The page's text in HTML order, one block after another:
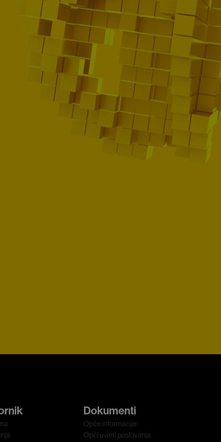
Dokumenti
Opće informacije
Opći uvjeti poslovanja